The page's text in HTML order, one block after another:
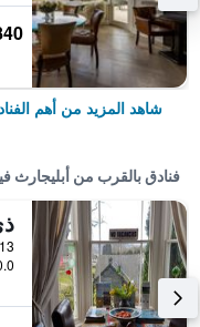
شاهد المزيد من أهم
فنادق بالقرب من أبليجارث
0.0 كيلومتر عن